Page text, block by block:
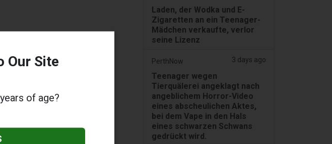
Laden, der Wodka und E-
Zigaretten an ein Teenager-
Mädchen verkaufte, verlor
seine Lizenz
PerthNow 3 days ago
Teenager wegen
Tierquälerei angeklagt nach
angeblichem Horror-Video
eines abscheulichen Aktes,
bei dem Vape in den Hals
eines schwarzen Schwans
gedrückt wird.
Our Site
of age?